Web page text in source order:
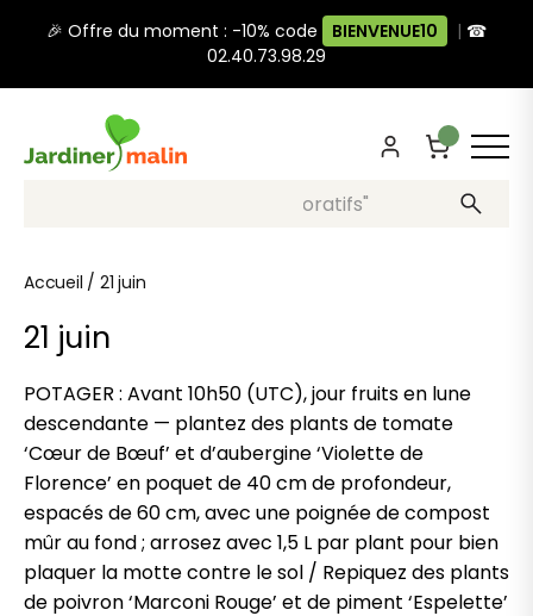
🎉 Offre du moment : -10% code BIENVENUE10 | ☎
02.40.73.98.29
Recherche, ex: "pots décoratifs"
Accueil / 21 juin
21 juin
POTAGER : Avant 10h50 (UTC), jour fruits en lune
descendante — plantez des plants de tomate
‘Cœur de Bœuf’ et d’aubergine ‘Violette de
Florence’ en poquet de 40 cm de profondeur,
espacés de 60 cm, avec une poignée de compost
mûr au fond ; arrosez avec 1,5 L par plant pour bien
plaquer la motte contre le sol / Repiquez des plants
de poivron ‘Marconi Rouge’ et de piment ‘Espelette’